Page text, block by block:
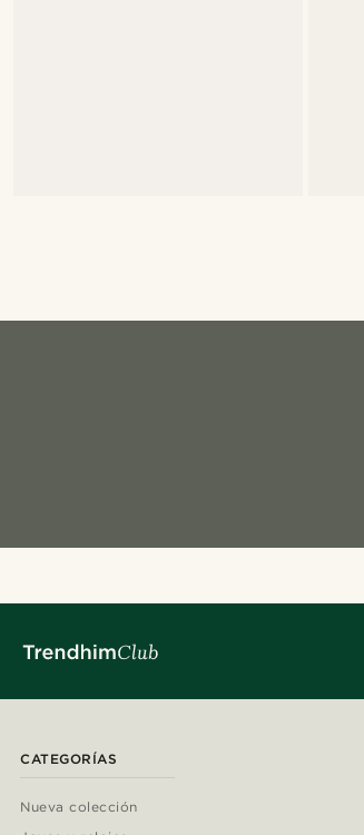
CATEGORÍAS
Nueva colección